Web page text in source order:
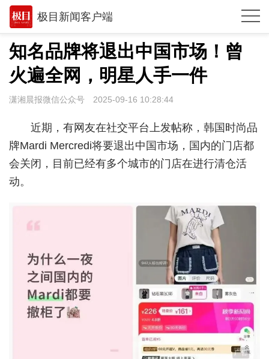
极目新闻客户端
推荐
观点
时政
武汉
世相
经济
城建
科教
知名品牌将退出中国市场！曾
火遍全网，明星人手一件
潇湘晨报微信公众号 2025-09-16 10:28:44
近期，有网友在社交平台上发帖称， 韩国时尚品
牌Mardi Mercredi将要退出中国市场，国内的门店都
会关闭，目前已经有多个城市的门店在进行清仓活
动。